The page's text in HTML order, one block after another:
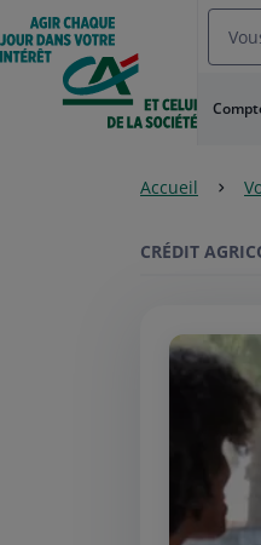
Aller
au
Menu
Aller au
Contenu
Accueil
CRÉDIT